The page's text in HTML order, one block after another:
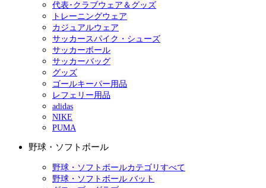
代表･クラブウェア＆グッズ
トレーニングウェア
カジュアルウェア
サッカースパイク・シューズ
サッカーボール
サッカーバッグ
グッズ
ゴールキーパー用品
レフェリー用品
adidas
NIKE
PUMA
野球・ソフトボール
野球・ソフトボールカテゴリすべて
野球・ソフトボール バット